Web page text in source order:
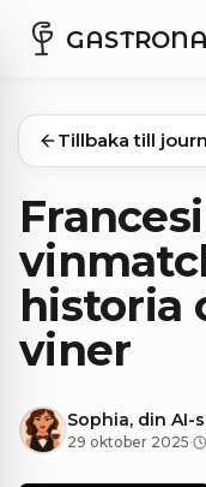
GASTRONA
Tillbaka till
historia
viner
Sophia, din AI-
29 oktober 2025·